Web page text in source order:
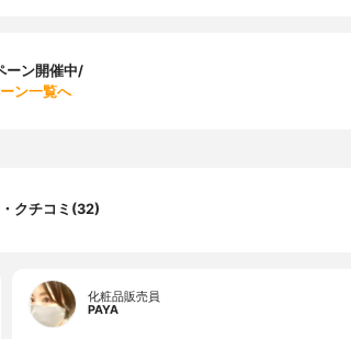
ーン開催中/
ン一覧へ
クチコミ(32)
化粧品販売員
PAYA